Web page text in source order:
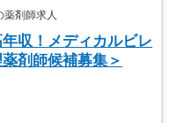
剤師求人
収！メディカルビレ
剤師候補募集＞